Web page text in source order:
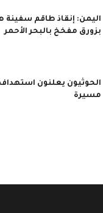
اليمن: إنقاذ طاقم سفينة
بزورق مفخخ بالبحر الأحمر
الحوثيون يعلنون
مسيرة